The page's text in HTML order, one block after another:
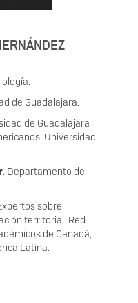
de Guadalajara.
de Guadalajara
Universidad
. Departamento de
sobre
territorial. Red
de Canadá,
Latina.